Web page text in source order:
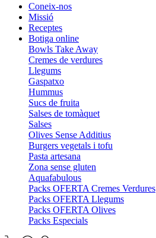
Coneix-nos
Missió
Receptes
Botiga online
Bowls Take Away
Cremes de verdures
Llegums
Gaspatxo
Hummus
Sucs de fruita
Salses de tomàquet
Salses
Olives Sense Additius
Burgers vegetals i tofu
Pasta artesana
Zona sense gluten
Aquafabulous
Packs OFERTA Cremes Verdures
Packs OFERTA Llegums
Packs OFERTA Olives
Packs Especials